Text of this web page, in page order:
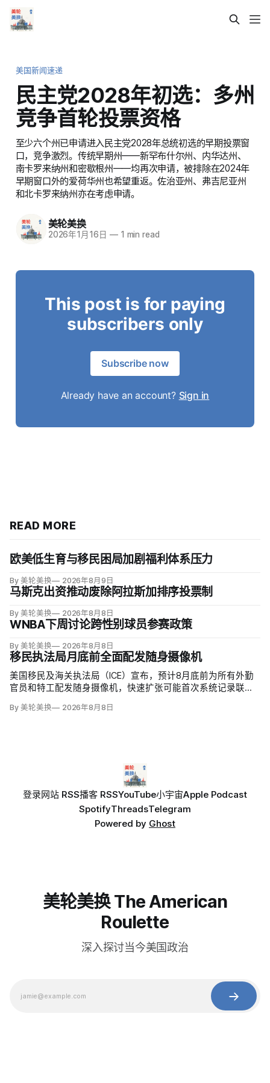
美国新闻速递
民主党2028年初选：多州
竞争首轮投票资格
至少六个州已申请进入民主党2028年总统初选的早期投票窗
口，竞争激烈。传统早期州——新罕布什尔州、内华达州、
南卡罗来纳州和密歇根州——均再次申请，被排除在2024年
早期窗口外的爱荷华州也希望重返。佐治亚州、弗吉尼亚州
和北卡罗来纳州亦在考虑申请。
美轮美换
2026年1月16日 —1 min read
This post is for paying
subscribers only
Subscribe now
Already have an account? Sign in
READ MORE
欧美低生育与移民困局加剧福利体系压力
By 美轮美换 2026年8月9日
马斯克出资推动废除阿拉斯加排序投票制
By 美轮美换 2026年8月8日
WNBA下周讨论跨性别球员参赛政策
By 美轮美换 2026年8月8日
移民执法局月底前全面配发随身摄像机
美国移民及海关执法局（ICE）宣布，预计8月底前为所有外勤
官员和特工配发随身摄像机，快速扩张可能首次系统记录联邦
代理局长戴维·文图雷拉（David J. Venturella）称，涉及羁押中
By 美轮美换 2026年8月8日
登录网站 RSS播客 RSSYouTube小宇宙Apple Podcast
SpotifyThreadsTelegram
Powered by Ghost
美轮美换 The American
Roulette
深入探讨当今美国政治